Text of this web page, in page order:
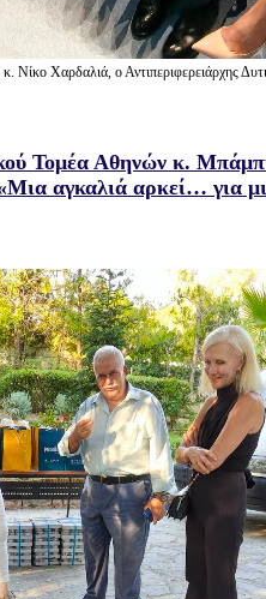
Νίκο Χαρδαλιά, ο Αντιπεριφερειάρχης
Τομέα Αθηνών κ.
αγκαλιά αρκεί… για